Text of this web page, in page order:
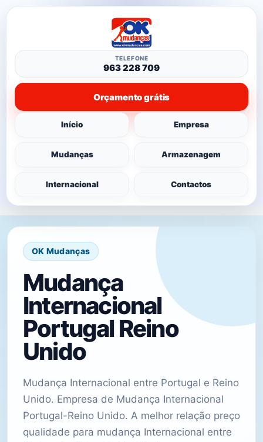
Início Empresa
Mudanças Armazenagem
Internacional Contactos
TELEFONE
963 228 709
Orçamento grátis
OK Mudanças
Mudança
Internacional
Portugal Reino
Unido
Mudança Internacional entre Portugal e Reino
Unido. Empresa de Mudança Internacional
Portugal-Reino Unido. A melhor relação preço
qualidade para mudança Internacional entre